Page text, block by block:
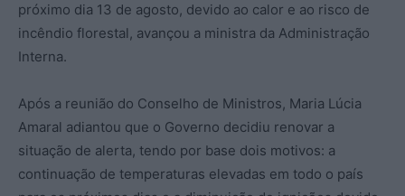
próximo dia 13 de agosto, devido ao calor e ao risco de
incêndio florestal, avançou a ministra da Administração
Interna.
Após a reunião do Conselho de Ministros, Maria Lúcia
Amaral adiantou que o Governo decidiu renovar a
situação de alerta, tendo por base dois motivos: a
continuação de temperaturas elevadas em todo o país